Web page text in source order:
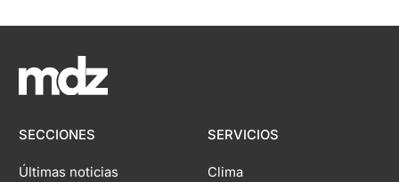
SECCIONES
Últimas noticias
SERVICIOS
Clima